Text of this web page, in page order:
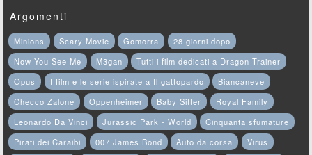
Argomenti
Minions Scary Movie Gomorra
28 giorni dopo
Now You See Me
M3gan
Tutti i film dedicati a Dragon Trainer
Opus
I film e le serie ispirate a Il gattopardo
Biancaneve
Checco Zalone
Oppenheimer Baby Sitter
Royal Family
Leonardo Da Vinci
Jurassic Park - World
Cinquanta sfumature
Pirati dei Caraibi
007 James Bond Auto da corsa
Virus